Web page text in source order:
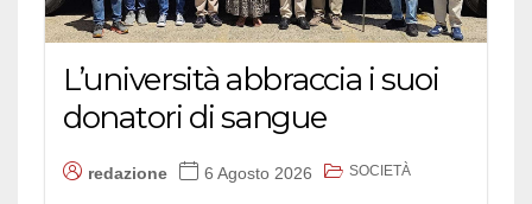
L’università abbraccia i suoi
donatori di sangue
redazione 6 Agosto 2026 SOCIETÀ